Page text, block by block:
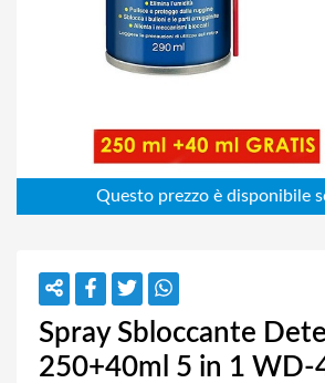
Spray Sbloccante
250+40ml 5 in 1 WD-